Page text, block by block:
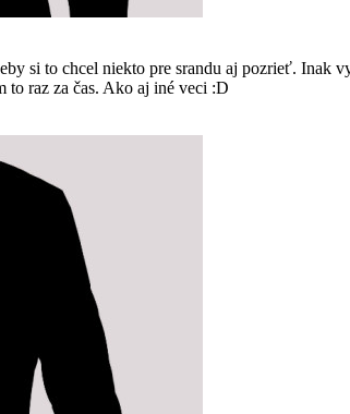
si to chcel niekto pre srandu aj pozrieť. Inak
raz za čas. Ako aj iné veci :D